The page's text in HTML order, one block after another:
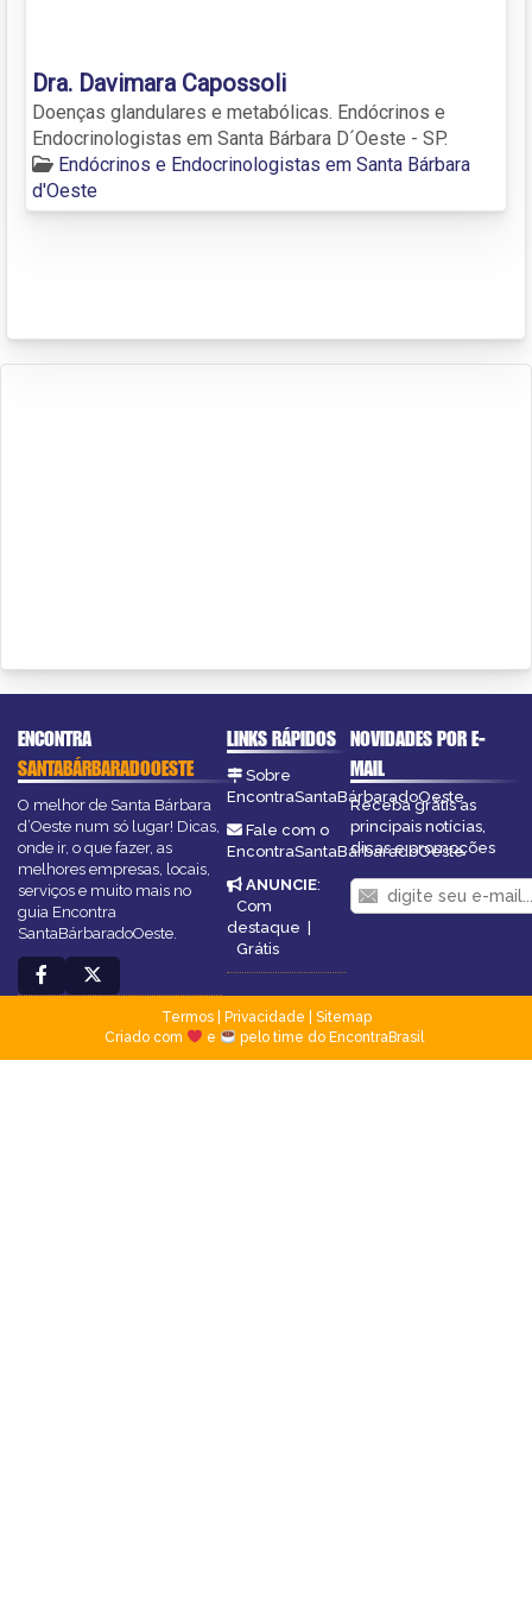
Dra. Davimara Capossoli
Doenças glandulares e metabólicas. Endócrinos e
Endocrinologistas em Santa Bárbara D´Oeste - SP.
Endócrinos e Endocrinologistas em Santa Bárbara
d'Oeste
ENCONTRA
SANTABÁRBARADOOESTE
O melhor de Santa Bárbara
d’Oeste num só lugar! Dicas,
onde ir, o que fazer, as
melhores empresas, locais,
serviços e muito mais no
guia Encontra
SantaBárbaradoOeste.
LINKS RÁPIDOS
Sobre
EncontraSantaBárbaradoOeste
Fale com o
EncontraSantaBárbaradoOeste
ANUNCIE:
Com
destaque |
Grátis
NOVIDADES POR E-
MAIL
Receba grátis as
principais notícias,
dicas e promoções
Termos| Privacidade
Sitemap
Criado com
e pelo time do EncontraBrasil